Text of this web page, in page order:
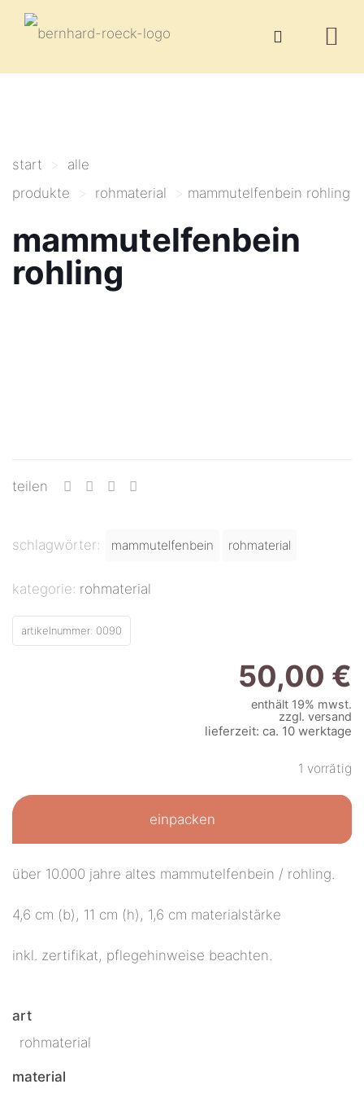
start >
alle
produkte
> rohmaterial > mammutelfenbein rohling
mammutelfenbein
rohling
teilen
schlagwörter: mammutelfenbein rohmaterial
kategorie: rohmaterial
artikelnummer: 0090
50,00 €
enthält 19% mwst.
zzgl. versand
lieferzeit: ca. 10 werktage
1 vorrätig
einpacken
über 10.000 jahre altes mammutelfenbein / rohling.
4,6 cm (b), 11 cm (h), 1,6 cm materialstärke
inkl. zertifikat, pflegehinweise beachten.
art
rohmaterial
material